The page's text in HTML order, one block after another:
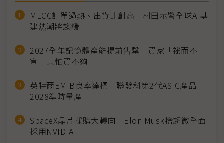
MLCC訂單過熱、出貨比創高 村田示警全球AI基
建熱潮將趨緩
2027全年記憶體產能提前售罄 買家「祕而不
宣」只怕買不夠
英特爾EMIB良率達標 聯發科第2代ASIC產品
2028準時量產
SpaceX晶片採購大轉向 Elon Musk捨超微全面
採用NVIDIA